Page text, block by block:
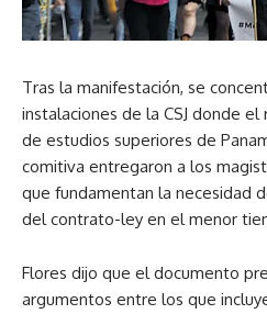
Tras la manifestación, se
instalaciones de la CSJ donde
de estudios superiores de
comitiva entregaron a los
que fundamentan la necesidad
del contrato-ley en el menor
Flores dijo que el documento
argumentos entre los que